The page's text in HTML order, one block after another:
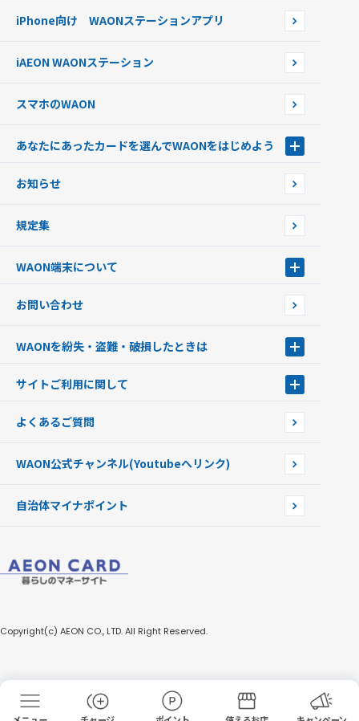
オートチャージ
ポイントからチャージする
チャージ上限金額の変更について
WAONネットステーションWAON端末について
iPhone向け WAONステーションアプリ
iAEON WAONステーション
スマホのWAON
あなたにあったカードを選んでWAONをはじめよう
フードバンク応援WAON
ご当地WAON
G.G WAON
WAONカード・WAONカードプラス
モバイルWAON
提携WAONカード
お知らせ
規定集
WAON端末について
WAONネットステーション
新型WAONステーション
WAONチャージャーmini
お問い合わせ
WAONを紛失・盗難・破損したときは
WAONカードの拾得について
サイトご利用に関して
企業情報
よくあるご質問
WAON公式チャンネル(Youtubeへリンク)
自治体マイナポイント
Copyright(c) AEON CO., LTD. All Right Reserved.